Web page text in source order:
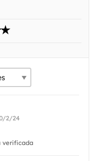
2/24
verificada